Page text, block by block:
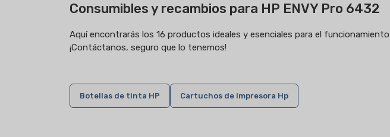
Consumibles y recambios para HP ENVY Pro 6432
Aquí encontrarás los 16 productos ideales y esenciales para el
¡Contáctanos, seguro que lo tenemos!
Botellas de tinta HP Cartuchos de impresora Hp